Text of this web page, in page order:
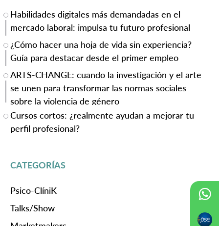
Habilidades digitales más demandadas en el
mercado laboral: impulsa tu futuro profesional
¿Cómo hacer una hoja de vida sin experiencia?
Guía para destacar desde el primer empleo
ARTS-CHANGE: cuando la investigación y el arte
se unen para transformar las normas sociales
sobre la violencia de género
Cursos cortos: ¿realmente ayudan a mejorar tu
perfil profesional?
CATEGORÍAS
Psico-ClíniK
Talks/Show